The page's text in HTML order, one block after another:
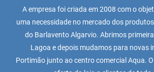
A empresa foi criada em 2008 com o
uma necessidade no mercado dos
do Barlavento Algarvio. Abrimos
Lagoa e depois mudamos para novas
Portimão junto ao centro comercial Aqua.